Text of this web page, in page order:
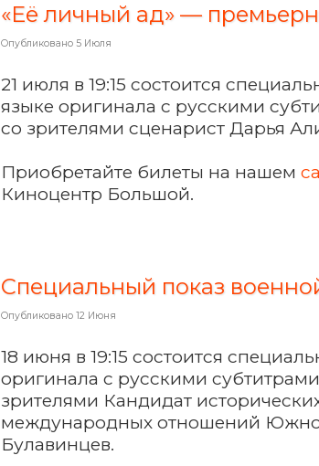
«Её личный ад» —
Опубликовано 5 Июля
21 июля в 19:15 состоится
языке оригинала с русскими
со зрителями сценарист Дарья
Приобретайте билеты на нашем
Киноцентр Большой.
Специальный показ
Опубликовано 12 Июня
18 июня в 19:15 состоится
оригинала с русскими
зрителями Кандидат
международных отношений
Булавинцев.